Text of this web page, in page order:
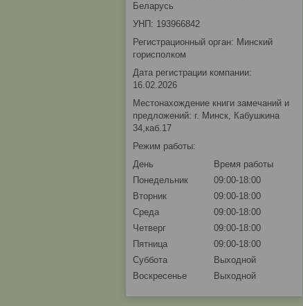
Беларусь
УНП: 193966842
Регистрационный орган: Минский
горисполком
Дата регистрации компании:
16.02.2026
Местонахождение книги замечаний и
предложений: г. Минск, Кабушкина
34,каб.17
Режим работы:
День
Время работы
Понедельник
09:00-18:00
Вторник
09:00-18:00
Среда
09:00-18:00
Четверг
09:00-18:00
Пятница
09:00-18:00
Суббота
Выходной
Воскресенье
Выходной